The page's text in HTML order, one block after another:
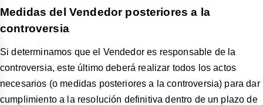
Medidas del Vendedor posteriores a la
controversia
Si determinamos que el Vendedor es responsable de la
controversia, este último deberá realizar todos los actos
necesarios (o medidas posteriores a la controversia) para dar
cumplimiento a la resolución definitiva dentro de un plazo de